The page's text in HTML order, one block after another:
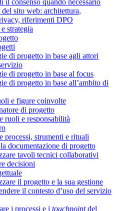
il consenso quando necessario
sito web: architettura,
riferimenti DPO
strategia
di progetto in base agli attori
di progetto in base al focus
di progetto in base all’ambito di
e figure coinvolte
di progetto
ruoli e responsabilità
processi, strumenti e rituali
documentazione di progetto
tavoli tecnici collaborativi
decisioni
il progetto e la sua gestione
il contesto d’uso del servizio
i processi e i touchpointdel